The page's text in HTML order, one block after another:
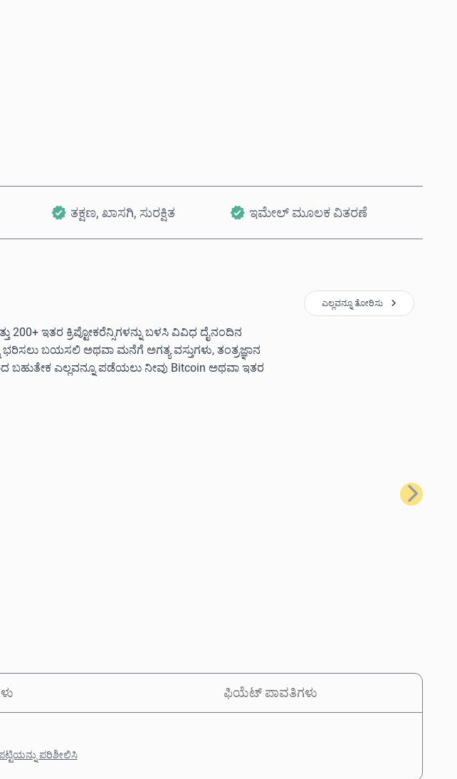
ತಕ್ಷಣ, ಖಾಸಗಿ, ಸುರಕ್ಷಿತ ಇಮೇಲ್ ಮೂಲಕ ವಿತರಣೆ
200+ ಇತರ ಕ್ರಿಪ್ಟೋಕರೆನ್ಸಿಗಳನ್ನು ಬಳಸಿ ವಿವಿಧ ದೈನಂದಿನ
ಭರಿಸಲು ಬಯಸಲಿ ಅಥವಾ ಮನೆಗೆ ಅಗತ್ಯ ವಸ್ತುಗಳು, ತಂತ್ರಜ್ಞಾನ
ಬಹುತೇಕ ಎಲ್ಲವನ್ನೂ ಪಡೆಯಲು ನೀವು Bitcoin ಅಥವಾ ಇತರ
ಎಲ್ಲವನ್ನೂ ತೋರಿಸು
ಮುಂದಿನದು
ಫಿಯೆಟ್ ಪಾವತಿಗಳು
ಪರಿಶೀಲಿಸಿ